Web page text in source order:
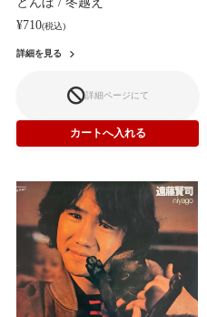
¥710(税込)
詳細を見る
詳細ページにて